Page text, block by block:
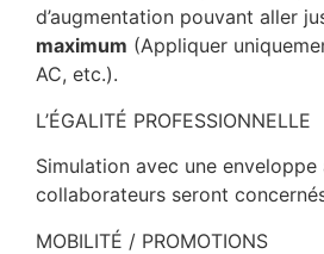
d’augmentation pouvant aller
maximum (Appliquer
AC, etc.).
L’ÉGALITÉ PROFESSIONNELLE
Simulation avec une
collaborateurs seront
MOBILITÉ / PROMOTIONS